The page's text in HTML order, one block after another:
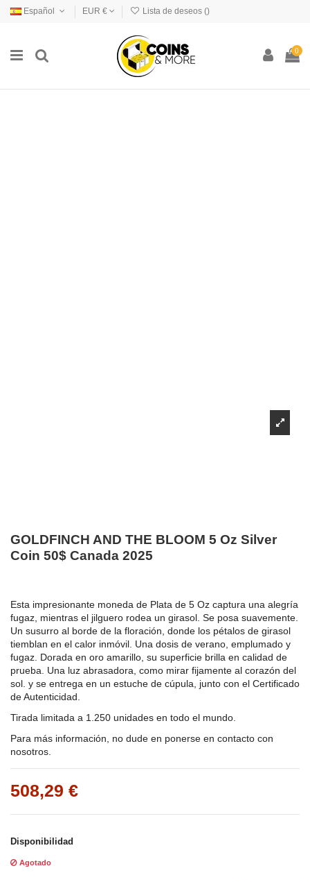
Español EUR € Lista de deseos ()
0
GOLDFINCH AND THE BLOOM 5 Oz Silver
Coin 50$ Canada 2025
Esta impresionante moneda de Plata de 5 Oz captura una alegría
fugaz, mientras el jilguero rodea un girasol. Se posa suavemente.
Un susurro al borde de la floración, donde los pétalos de girasol
tiemblan en el calor inmóvil. Una dosis de verano, emplumado y
fugaz. Dorada en oro amarillo, su superficie brilla en calidad de
prueba. Una luz abrasadora, como mirar fijamente al corazón del
sol. y se entrega en un estuche de cúpula, junto con el Certificado
de Autenticidad.
Tirada limitada a 1.250 unidades en todo el mundo.
Para más información, no dude en ponerse en contacto con
nosotros.
508,29 €
Disponibilidad
Agotado